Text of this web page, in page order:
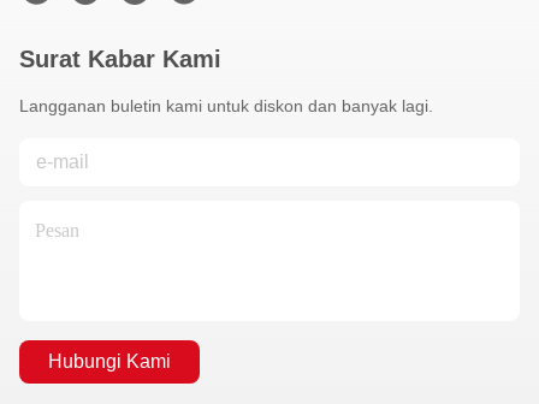
Surat Kabar Kami
Langganan buletin kami untuk diskon dan banyak lagi.
Hubungi Kami